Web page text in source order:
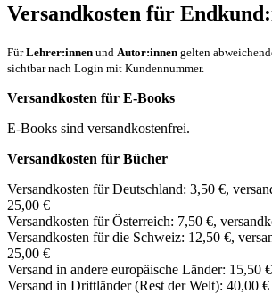
Versandkosten für
FürLehrer:innen und Autor:innen gelten
sichtbar nach Login mit Kundennummer.
Versandkosten für E-Books
E-Books sind versandkostenfrei.
Versandkosten für Bücher
Versandkosten für Deutschland: 3,50 €,
25,00 €
Versandkosten für Österreich: 7,50 €,
Versandkosten für die Schweiz: 12,50 €,
25,00 €
Versand in andere europäische Länder: 15,50
Versand in Drittländer (Rest der Welt): 40,00 €